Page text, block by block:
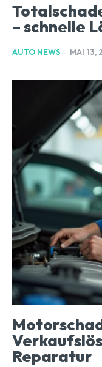
– schnelle
AUTO NEWS - MAI 13,
Reparatur